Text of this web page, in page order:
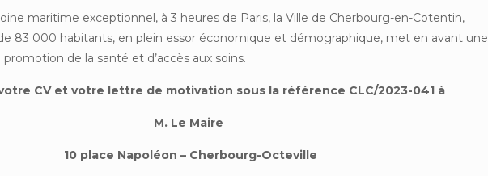
maritime exceptionnel, à 3 heures de Paris, la Ville de Cherbourg-en-Cotentin,
83 000 habitants, en plein essor économique et démographique, met en avant une
de la santé et d’accès aux soins.
CV et votre lettre de motivation sous la référence CLC/2023-041 à
M. Le Maire
10 place Napoléon – Cherbourg-Octeville